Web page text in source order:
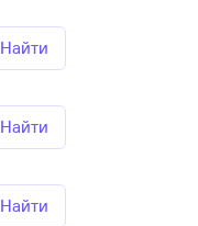
Найти
Найти
Найти